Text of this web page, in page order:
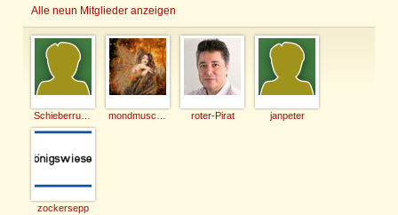
Alle neun Mitglieder anzeigen
roter-Pirat janpeter
zockersepp